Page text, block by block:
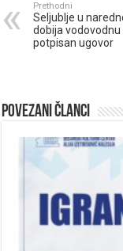
Prethodni
Seljublje u
dobija
potpisan ugovor
Povezani članci